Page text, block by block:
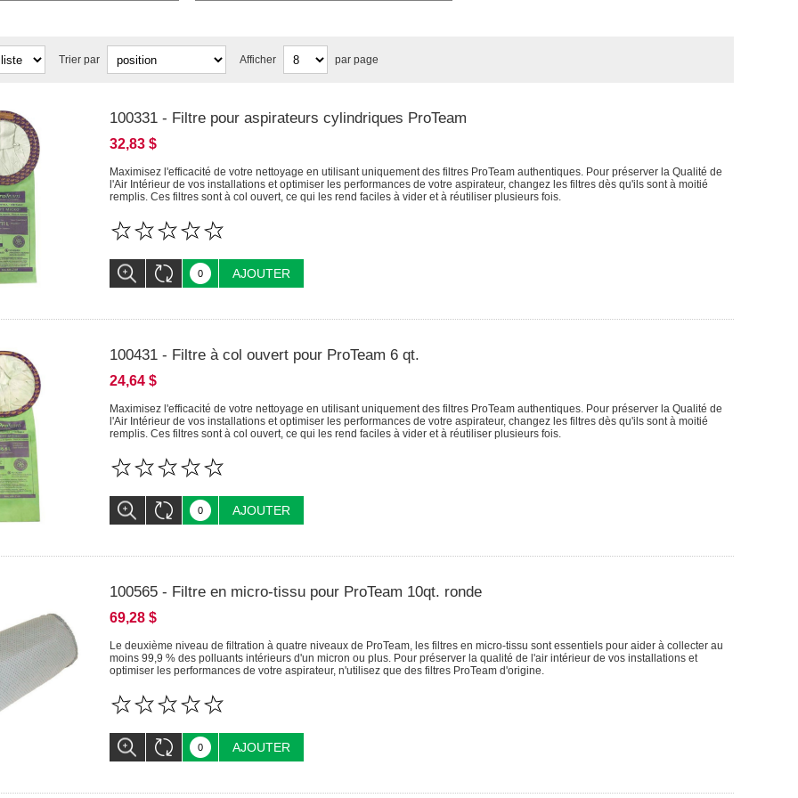
Trier par Afficher par page
100331 - Filtre pour aspirateurs cylindriques ProTeam
32,83 $
Maximisez l'efficacité de votre nettoyage en utilisant uniquement des filtres ProTeam authentiques. Pour préserver la Qualité de
l'Air Intérieur de vos installations et optimiser les performances de votre aspirateur, changez les filtres dès qu'ils sont à moitié
remplis. Ces filtres sont à col ouvert, ce qui les rend faciles à vider et à réutiliser plusieurs fois.
AJOUTER
100431 - Filtre à col ouvert pour ProTeam 6 qt.
24,64 $
Maximisez l'efficacité de votre nettoyage en utilisant uniquement des filtres ProTeam authentiques. Pour préserver la Qualité de
l'Air Intérieur de vos installations et optimiser les performances de votre aspirateur, changez les filtres dès qu'ils sont à moitié
remplis. Ces filtres sont à col ouvert, ce qui les rend faciles à vider et à réutiliser plusieurs fois.
AJOUTER
100565 - Filtre en micro-tissu pour ProTeam 10qt. ronde
69,28 $
Le deuxième niveau de filtration à quatre niveaux de ProTeam, les filtres en micro-tissu sont essentiels pour aider à collecter au
moins 99,9 % des polluants intérieurs d'un micron ou plus. Pour préserver la qualité de l'air intérieur de vos installations et
optimiser les performances de votre aspirateur, n'utilisez que des filtres ProTeam d'origine.
AJOUTER